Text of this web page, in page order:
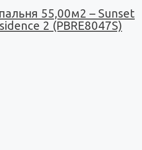
55,00м2 – Sunset
2 (PBRE8047S)